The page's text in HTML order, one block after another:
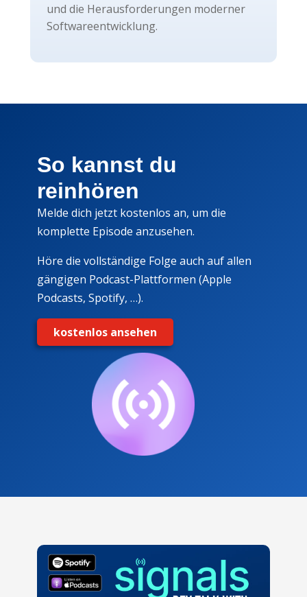
und die Herausforderungen moderner
Softwareentwicklung.
So kannst du
reinhören
Melde dich jetzt kostenlos an, um die
komplette Episode anzusehen.
Höre die vollständige Folge auch auf allen
gängigen Podcast-Plattformen (Apple
Podcasts, Spotify, …).
kostenlos ansehen